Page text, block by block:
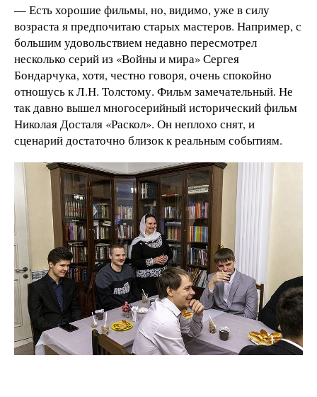
— Есть хорошие фильмы, но, видимо, уже в силу
возраста я предпочитаю старых мастеров. Например, с
большим удовольствием недавно пересмотрел
несколько серий из «Войны и мира» Сергея
Бондарчука, хотя, честно говоря, очень спокойно
отношусь к Л.Н. Толстому. Фильм замечательный. Не
так давно вышел многосерийный исторический фильм
Николая Досталя «Раскол». Он неплохо снят, и
сценарий достаточно близок к реальным событиям.